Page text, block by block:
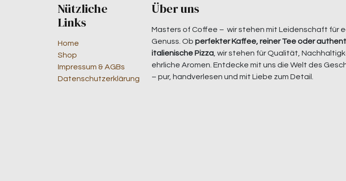
Nützliche
Links
Home
Shop
Impressum & AGBs
Datenschutzerklärung
Über uns
Masters of Coffee – wir stehen mit Leidenschaft für
Genuss. Ob perfekter Kaffee, reiner Tee oder
italienische Pizza, wir stehen für Qualität,
ehrliche Aromen. Entdecke mit uns die Welt des
– pur, handverlesen und mit Liebe zum Detail.